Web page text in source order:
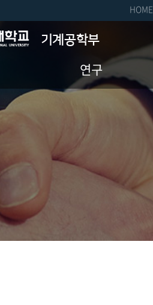
HOME
기계공학부
연구
연구실소개